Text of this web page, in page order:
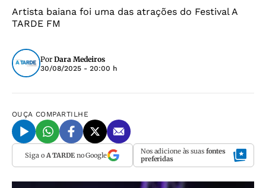
Artista baiana foi uma das atrações do Festival A
TARDE FM
Por Dara Medeiros
30/08/2025 - 20:00 h
OUÇA COMPARTILHE
Siga o A TARDEno Google Nos adicione às suas fontes
preferidas